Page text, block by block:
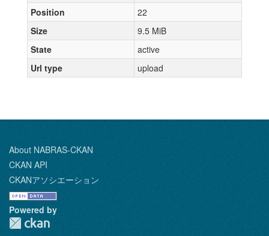
Position
22
Size
9.5 MiB
State
active
Url type
upload
About NABRAS-CKAN
CKAN API
CKANアソシエーション
Powered by